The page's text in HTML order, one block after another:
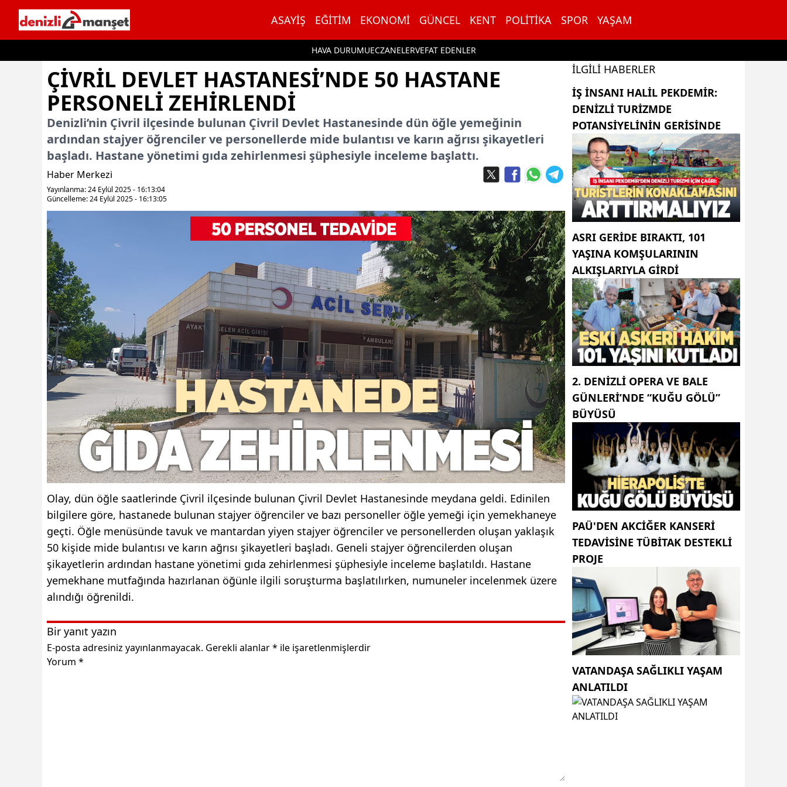
ASAYIŞ EĞITIM EKONOMI GÜNCEL KENT POLITIKA SPOR YAŞAM
HAVA DURUMUECZANELERVEFAT EDENLER
İçeriğe geç
ÇIVRIL DEVLET HASTANESI’NDE 50 HASTANE
PERSONELI ZEHIRLENDI
Denizli’nin Çivril ilçesinde bulunan Çivril Devlet Hastanesinde dün öğle yemeğinin
ardından stajyer öğrenciler ve personellerde mide bulantısı ve karın ağrısı şikayetleri
başladı. Hastane yönetimi gıda zehirlenmesi şüphesiyle inceleme başlattı.
Haber Merkezi
Yayınlanma: 24 Eylül 2025 - 16:13:04
Güncelleme: 24 Eylül 2025 - 16:13:05
Olay, dün öğle saatlerinde Çivril ilçesinde bulunan Çivril Devlet Hastanesinde meydana geldi. Edinilen
bilgilere göre, hastanede bulunan stajyer öğrenciler ve bazı personeller öğle yemeği için yemekhaneye
geçti. Öğle menüsünde tavuk ve mantardan yiyen stajyer öğrenciler ve personellerden oluşan yaklaşık
50 kişide mide bulantısı ve karın ağrısı şikayetleri başladı. Geneli stajyer öğrencilerden oluşan
şikayetlerin ardından hastane yönetimi gıda zehirlenmesi şüphesiyle inceleme başlatıldı. Hastane
yemekhane mutfağında hazırlanan öğünle ilgili soruşturma başlatılırken, numuneler incelenmek üzere
alındığı öğrenildi.
Bir yanıt yazın
E-posta adresiniz yayınlanmayacak. Gerekli alanlar* ile işaretlenmişlerdir
Yorum *
İLGILI HABERLER
İŞ INSANI HALIL PEKDEMIR:
DENIZLI TURIZMDE
POTANSIYELININ GERISINDE
ASRI GERIDE BIRAKTI, 101
YAŞINA KOMŞULARININ
ALKIŞLARIYLA GIRDI
2. DENIZLI OPERA VE BALE
GÜNLERI’NDE “KUĞU GÖLÜ”
BÜYÜSÜ
PAÜ'DEN AKCİĞER KANSERİ
TEDAVİSİNE TÜBİTAK DESTEKLİ
PROJE
VATANDAŞA SAĞLIKLI YAŞAM
ANLATILDI